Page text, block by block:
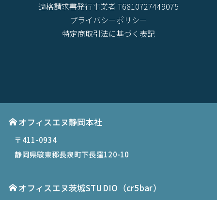
適格請求書発行事業者 T6810727449075
プライバシーポリシー
特定商取引法に基づく表記
オフィスエヌ静岡本社
〒411-0934
静岡県駿東郡長泉町下長窪120-10
オフィスエヌ茨城STUDIO（cr5bar）